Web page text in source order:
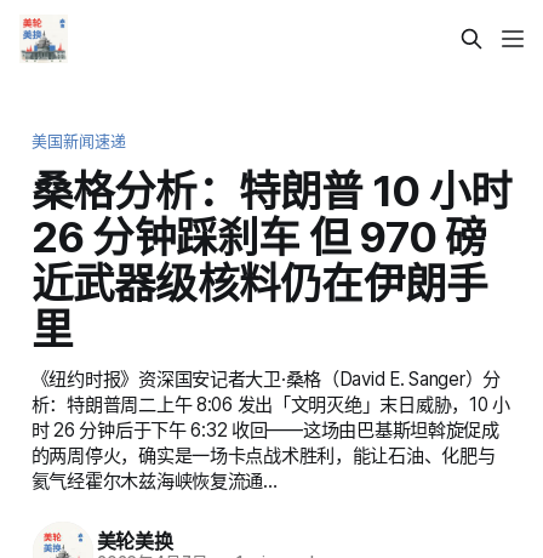
美国新闻速递
桑格分析：特朗普 10 小时
26 分钟踩刹车 但 970 磅
近武器级核料仍在伊朗手
里
《纽约时报》资深国安记者大卫·桑格（David E. Sanger）分
析：特朗普周二上午 8:06 发出「文明灭绝」末日威胁，10 小
时 26 分钟后于下午 6:32 收回——这场由巴基斯坦斡旋促成
的两周停火，确实是一场卡点战术胜利，能让石油、化肥与
氦气经霍尔木兹海峡恢复流通…
美轮美换